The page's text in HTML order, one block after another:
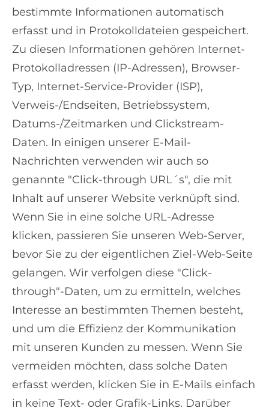
bestimmte Informationen automatisch
erfasst und in Protokolldateien gespeichert.
Zu diesen Informationen gehören Internet-
Protokolladressen (IP-Adressen), Browser-
Typ, Internet-Service-Provider (ISP),
Verweis-/Endseiten, Betriebssystem,
Datums-/Zeitmarken und Clickstream-
Daten. In einigen unserer E-Mail-
Nachrichten verwenden wir auch so
genannte "Click-through URL´s", die mit
Inhalt auf unserer Website verknüpft sind.
Wenn Sie in eine solche URL-Adresse
klicken, passieren Sie unseren Web-Server,
bevor Sie zu der eigentlichen Ziel-Web-Seite
gelangen. Wir verfolgen diese "Click-
through"-Daten, um zu ermitteln, welches
Interesse an bestimmten Themen besteht,
und um die Effizienz der Kommunikation
mit unseren Kunden zu messen. Wenn Sie
vermeiden möchten, dass solche Daten
erfasst werden, klicken Sie in E-Mails einfach
in keine Text- oder Grafik-Links. Darüber